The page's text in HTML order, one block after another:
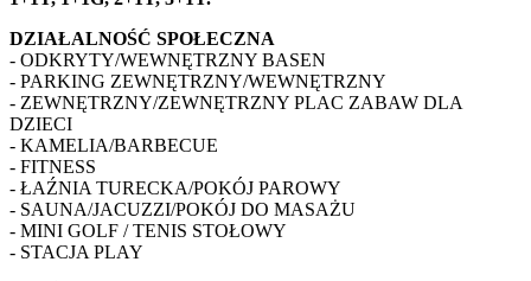
DZIAŁALNOŚĆ SPOŁECZNA
- ODKRYTY/WEWNĘTRZNY BASEN
- PARKING ZEWNĘTRZNY/WEWNĘTRZNY
- ZEWNĘTRZNY/ZEWNĘTRZNY PLAC ZABAW DLA
DZIECI
- KAMELIA/BARBECUE
- FITNESS
- ŁAŹNIA TURECKA/POKÓJ PAROWY
- SAUNA/JACUZZI/POKÓJ DO MASAŻU
- MINI GOLF / TENIS STOŁOWY
- STACJA PLAY